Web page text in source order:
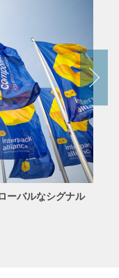
ーバルなシグナル